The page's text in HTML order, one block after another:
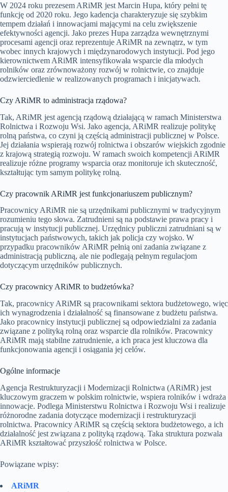
W 2024 roku prezesem ARiMR jest Marcin Hupa, który pełni tę
funkcję od 2020 roku. Jego kadencja charakteryzuje się szybkim
tempem działań i innowacjami mającymi na celu zwiększenie
efektywności agencji. Jako prezes Hupa zarządza wewnętrznymi
procesami agencji oraz reprezentuje ARiMR na zewnątrz, w tym
wobec innych krajowych i międzynarodowych instytucji. Pod jego
kierownictwem ARiMR intensyfikowała wsparcie dla młodych
rolników oraz zrównoważony rozwój w rolnictwie, co znajduje
odzwierciedlenie w realizowanych programach i inicjatywach.
Czy ARiMR to administracja rządowa?
Tak, ARiMR jest agencją rządową działającą w ramach Ministerstwa
Rolnictwa i Rozwoju Wsi. Jako agencja, ARiMR realizuje politykę
rolną państwa, co czyni ją częścią administracji publicznej w Polsce.
Jej działania wspierają rozwój rolnictwa i obszarów wiejskich zgodnie
z krajową strategią rozwoju. W ramach swoich kompetencji ARiMR
realizuje różne programy wsparcia oraz monitoruje ich skuteczność,
kształtując tym samym politykę rolną.
Czy pracownik ARiMR jest funkcjonariuszem publicznym?
Pracownicy ARiMR nie są urzędnikami publicznymi w tradycyjnym
rozumieniu tego słowa. Zatrudnieni są na podstawie prawa pracy i
pracują w instytucji publicznej. Urzędnicy publiczni zatrudniani są w
instytucjach państwowych, takich jak policja czy wojsko. W
przypadku pracowników ARiMR pełnią oni zadania związane z
administracją publiczną, ale nie podlegają pełnym regulacjom
dotyczącym urzędników publicznych.
Czy pracownicy ARiMR to budżetówka?
Tak, pracownicy ARiMR są pracownikami sektora budżetowego, więc
ich wynagrodzenia i działalność są finansowane z budżetu państwa.
Jako pracownicy instytucji publicznej są odpowiedzialni za zadania
związane z polityką rolną oraz wsparcie dla rolników. Pracownicy
ARiMR mają stabilne zatrudnienie, a ich praca jest kluczowa dla
funkcjonowania agencji i osiągania jej celów.
Ogólne informacje
Agencja Restrukturyzacji i Modernizacji Rolnictwa (ARiMR) jest
kluczowym graczem w polskim rolnictwie, wspiera rolników i wdraża
innowacje. Podlega Ministerstwu Rolnictwa i Rozwoju Wsi i realizuje
różnorodne zadania dotyczące modernizacji i restrukturyzacji
rolnictwa. Pracownicy ARiMR są częścią sektora budżetowego, a ich
działalność jest związana z polityką rządową. Taka struktura pozwala
ARiMR kształtować przyszłość rolnictwa w Polsce.
Powiązane wpisy:
ARiMR